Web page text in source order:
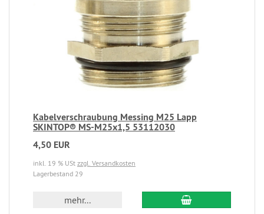
Kabelverschraubung Messing M25 Lapp
SKINTOP® MS-M25x1,5 53112030
4,50 EUR
inkl. 19 % USt zzgl. Versandkosten
Lagerbestand 29
mehr...